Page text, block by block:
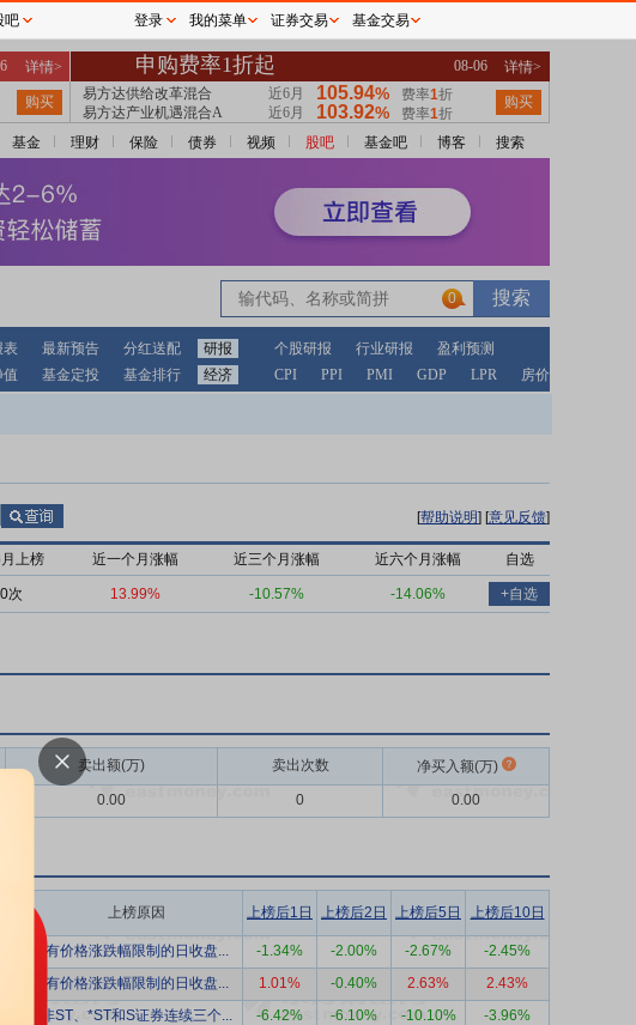
基金 理财 保险 债券 视频 股吧 基金吧 博客 搜索
0
表 最新预告 分红送配 研报 个股研报 行业研报
盈利预测
值 基金定投 基金排行 经济 CPI PPI PMI GDP LPR 房价
[帮助说明] [意见反馈]
上榜 近一个月涨幅 近三个月涨幅 近六个月涨幅 自选
0次 13.99% -10.57% -14.06% +自选
卖出额(万) 卖出次数
净买入额(万)
0.00 0 0.00
上榜原因 上榜后1日 上榜后2日 上榜后5日 上榜后10日
有价格涨跌幅限制的日收盘... -1.34% -2.00% -2.67%
-2.45%
有价格涨跌幅限制的日收盘... 1.01% -0.40% 2.63%
2.43%
非ST、*ST和S证券连续三个... -6.42% -6.10% -10.10%
-3.96%
吧 登录 我的菜单 证券交易 基金交易